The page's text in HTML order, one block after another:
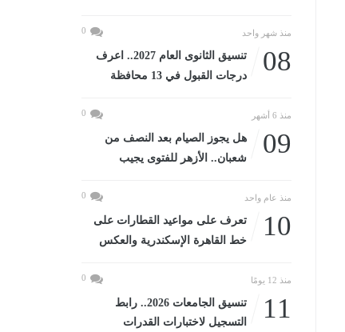
منذ شهر واحد 0
08
تنسيق الثانوى العام 2027.. اعرف
درجات القبول في 13 محافظة
منذ 6 أشهر 0
09
هل يجوز الصيام بعد النصف من
شعبان.. الأزهر للفتوى يجيب
منذ عام واحد 0
10
تعرف على مواعيد القطارات على
خط القاهرة الإسكندرية والعكس
منذ 12 يومًا 0
11
تنسيق الجامعات 2026.. رابط
التسجيل لاختبارات القدرات